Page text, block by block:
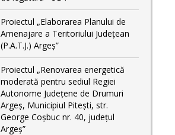
Proiectul „Elaborarea Planului de
Amenajare a Teritoriului Județean
(P.A.T.J.) Argeș”
Proiectul „Renovarea energetică
moderată pentru sediul Regiei
Autonome Județene de Drumuri
Argeș, Municipiul Pitești, str.
George Coșbuc nr. 40, județul
Argeș”